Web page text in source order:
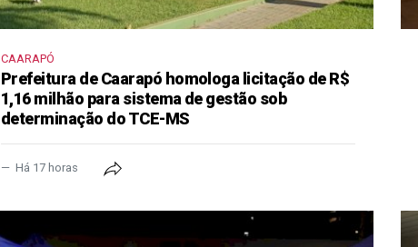
CAARAPÓ
Prefeitura de Caarapó homologa licitação de R$
1,16 milhão para sistema de gestão sob
determinação do TCE-MS
Há 17 horas